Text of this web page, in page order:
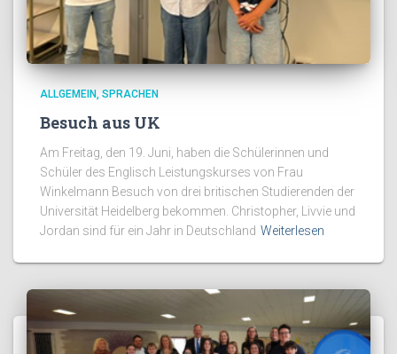
ALLGEMEIN SPRACHEN
Besuch aus UK
Am Freitag, den 19. Juni, haben die Schülerinnen und
Schüler des Englisch Leistungskurses von Frau
Winkelmann Besuch von drei britischen Studierenden der
Universität Heidelberg bekommen. Christopher, Livvie und
Jordan sind für ein Jahr in Deutschland Weiterlesen